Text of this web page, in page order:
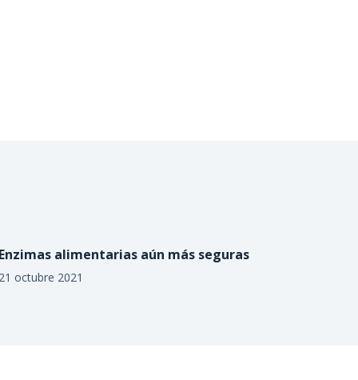
Enzimas alimentarias aún más seguras
21 octubre 2021